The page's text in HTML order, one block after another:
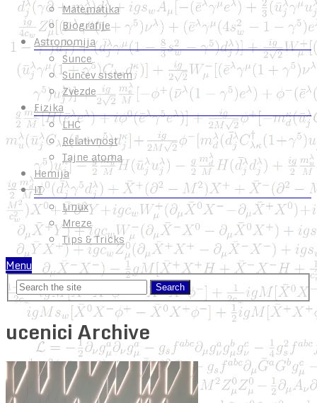
Matematika
Biografije
Astronomija
Sunce
Sunčev sistem
Zvezde
Fizika
LHC
Relativnost
Tajne atoma
Hemija
IT
Linux
Mreze
Tips & Tricks
Menu
ucenici Archive